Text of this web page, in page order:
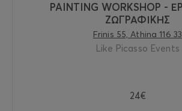
PAINTING WORKSHOP -
ΖΩΓΡΑΦΙΚΗΣ
Frinis 55, Athina 116 33
Like Picasso Events
24€